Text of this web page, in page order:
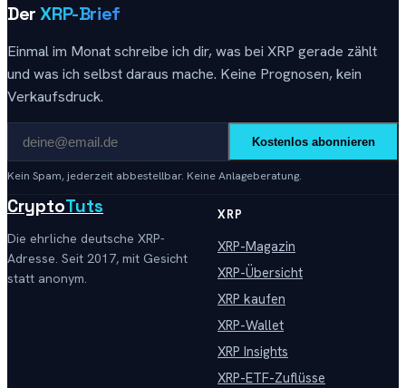
DerXRP-Brief
Einmal im Monat schreibe ich dir, was bei XRP gerade zählt
und was ich selbst daraus mache. Keine Prognosen, kein
Verkaufsdruck.
Kostenlos abonnieren
Kein Spam, jederzeit abbestellbar. Keine Anlageberatung.
CryptoTuts
Die ehrliche deutsche XRP-
Adresse. Seit 2017, mit Gesicht
statt anonym.
XRP
XRP-Magazin
XRP-Übersicht
XRP kaufen
XRP-Wallet
XRP Insights
XRP-ETF-Zuflüsse